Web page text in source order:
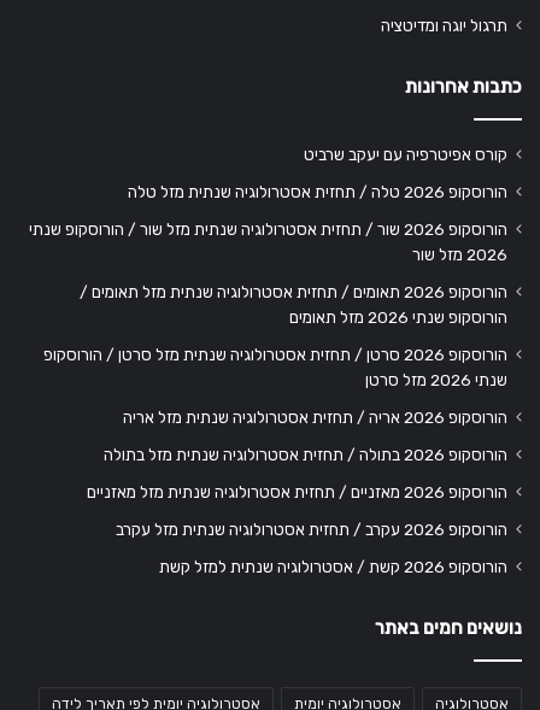
תרגול יוגה ומדיטציה
כתבות אחרונות
קורס אפיטרפיה עם יעקב שרביט
הורוסקופ 2026 טלה / תחזית אסטרולוגיה שנתית מזל טלה
הורוסקופ 2026 שור / תחזית אסטרולוגיה שנתית מזל שור / הורוסקופ שנתי
2026 מזל שור
הורוסקופ 2026 תאומים / תחזית אסטרולוגיה שנתית מזל תאומים /
הורוסקופ שנתי 2026 מזל תאומים
הורוסקופ 2026 סרטן / תחזית אסטרולוגיה שנתית מזל סרטן / הורוסקופ
שנתי 2026 מזל סרטן
הורוסקופ 2026 אריה / תחזית אסטרולוגיה שנתית מזל אריה
הורוסקופ 2026 בתולה / תחזית אסטרולוגיה שנתית מזל בתולה
הורוסקופ 2026 מאזניים / תחזית אסטרולוגיה שנתית מזל מאזניים
הורוסקופ 2026 עקרב / תחזית אסטרולוגיה שנתית מזל עקרב
הורוסקופ 2026 קשת / אסטרולוגיה שנתית למזל קשת
נושאים חמים באתר
אסטרולוגיה אסטרולוגיה יומית אסטרולוגיה יומית לפי תאריך לידה